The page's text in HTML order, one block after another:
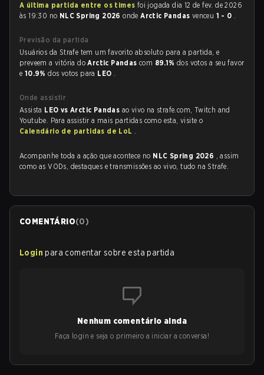
A última partida entre os times foi jogada dia 12 de fev. de 2026
às 19:30 no NLC Spring 2026ondeArctic Pandas venceu 1 - 0 .
Previsão da partida
Usuários da Strafe tem um favorito absoluto para a partida, e
preveem a vitória doArctic Pandascom 89.1%dos votos a seu favor
e 10.9%dos votos para LEO .
Onde assistir
Assista LEO vs Arctic Pandas ao vivo na strafe.com, Twitch and
Youtube. Para assistir a mais partidas como esta, visite o
Calendário de partidas de LoL .
Acompanhe toda a ação que acontece no NLC Spring 2026 , assim
como as VODs, destaques e transmissões ao vivo, tudo na Strafe.
COMENTÁRIO(0)
Login para comentar sobre esta partida
Nenhum comentário ainda
Faça login e seja o primeiro a iniciar a conversa!